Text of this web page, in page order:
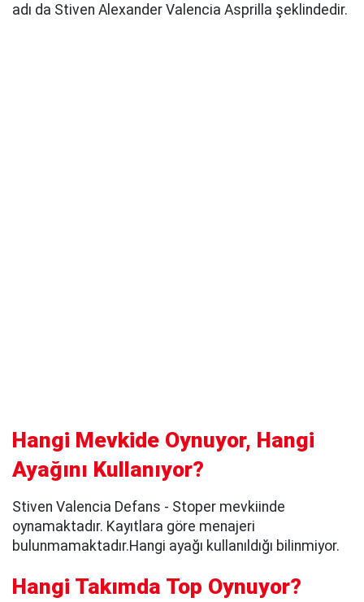
adı da Stiven Alexander Valencia Asprilla şeklindedir.
Hangi Mevkide Oynuyor, Hangi
Ayağını Kullanıyor?
Stiven Valencia Defans - Stoper mevkiinde
oynamaktadır. Kayıtlara göre menajeri
bulunmamaktadır.Hangi ayağı kullanıldığı bilinmiyor.
Hangi Takımda Top Oynuyor?